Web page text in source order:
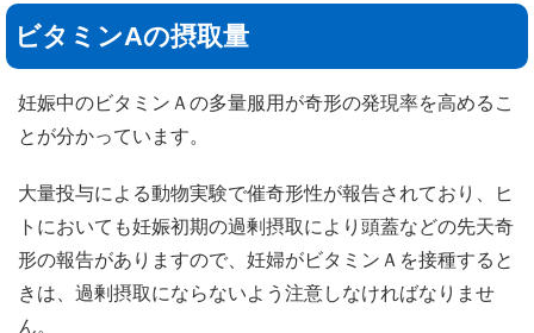
ビタミンAの摂取量
妊娠中のビタミンＡの多量服用が奇形の発現率を高めるこ
とが分かっています。
大量投与による動物実験で催奇形性が報告されており、ヒ
トにおいても妊娠初期の過剰摂取により頭蓋などの先天奇
形の報告がありますので、妊婦がビタミンＡを接種すると
きは、過剰摂取にならないよう注意しなければなりませ
ん。